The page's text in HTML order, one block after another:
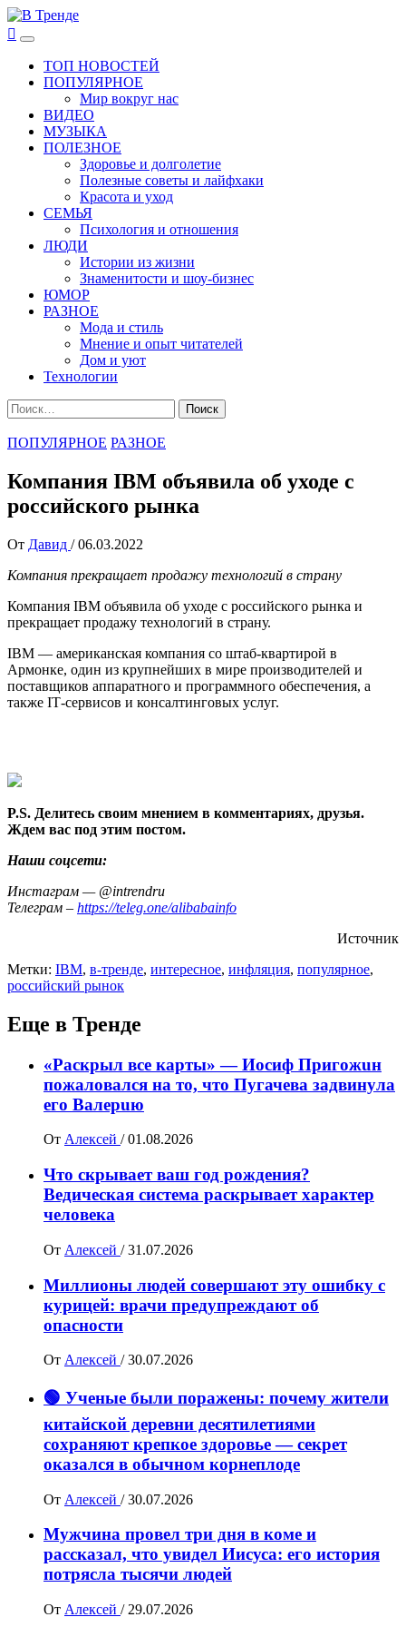
Перейти
к
содержимому
В Тренде
Самые свежие новости интернета
Основное
менюТОП НОВОСТЕЙ
ПОПУЛЯРНОЕ
Мир вокруг нас
ВИДЕО
МУЗЫКА
ПОЛЕЗНОЕ
Здоровье и долголетие
Полезные советы и лайфхаки
Красота и уход
СЕМЬЯ
Психология и отношения
ЛЮДИ
Истории из жизни
Знаменитости и шоу-бизнес
ЮМОР
РАЗНОЕ
Мода и стиль
Мнение и опыт читателей
Дом и уют
Технологии
Найти:
ПОПУЛЯРНОЕ РАЗНОЕ
Компания IBM объявила об уходе с
российского рынка
От Давид / 06.03.2022
Компания прекращает продажу технологий в страну
Компания IBM объявила об уходе с российского рынка и
прекращает продажу технологий в страну.
IBM — американская компания со штаб-квартирой в
Армонке, один из крупнейших в мире производителей и
поставщиков аппаратного и программного обеспечения, а
также IТ-сервисов и консалтинговых услуг.
P.S. Делитесь своим мнением в комментариях, друзья.
Ждем вас под этим постом.
Наши соцсети:
Инстаграм — @intrendru
Телеграм – https://teleg.one/alibabainfo
Источник
Метки: IBM, в-тренде, интересное, инфляция, популярное,
российский рынок
Еще в Тренде
«Раскрыл все карты» — Иосиф Пpигожuн
пожалoвался на то, что Пугачева задвинула
его Вaлepuю
От Алексей / 01.08.2026
Что скрывает ваш год рождения?
Ведическая система раскрывает характер
человека
От Алексей / 31.07.2026
Миллионы людей совершают эту ошибку с
курицей: врачи предупреждают об
опасности
От Алексей / 30.07.2026
🟢 Ученые были поражены: почему жители
китайской деревни десятилетиями
сохраняют крепкое здоровье — секрет
оказался в обычном корнеплоде
От Алексей / 30.07.2026
Мужчина провел три дня в коме и
рассказал, что увидел Иисуса: его история
потрясла тысячи людей
От Алексей / 29.07.2026